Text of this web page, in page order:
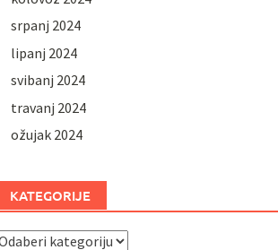
srpanj 2024
lipanj 2024
svibanj 2024
travanj 2024
ožujak 2024
KATEGORIJE